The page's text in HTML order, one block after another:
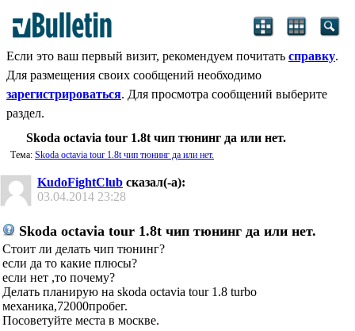
Если это ваш первый визит, рекомендуем почитать справку.
Для размещения своих сообщений необходимо
зарегистрироваться. Для просмотра сообщений выберите
раздел.
Skoda octavia tour 1.8t чип тюнинг да или нет.
Тема: Skoda octavia tour 1.8t чип тюнинг да или нет.
KudoFightClub сказал(-а):
03.04.2014 23:28
Skoda octavia tour 1.8t чип тюнинг да или нет.
Стоит ли делать чип тюнинг?
если да то какие плюсы?
если нет ,то почему?
Делать планирую на skoda octavia tour 1.8 turbo
механика,72000пробег.
Посоветуйте места в москве.